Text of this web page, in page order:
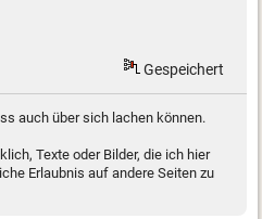
Gespeichert
auch über sich lachen können.
Texte oder Bilder, die ich hier
Erlaubnis auf andere Seiten zu